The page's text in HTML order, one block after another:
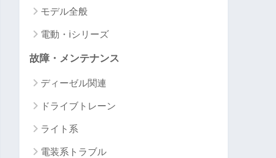
モデル全般
電動・iシリーズ
故障・メンテナンス
ディーゼル関連
ドライブトレーン
ライト系
電装系トラブル